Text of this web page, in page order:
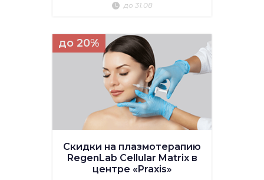
до 31.08
до 20%
Скидки на плазмотерапию
RegenLab Cellular Matrix в
центре «Praxis»